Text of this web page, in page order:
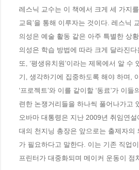
레스닉 교수는 이 책에서 크게 세 가지
교육’을 통해 이루자는 것이다. 레스닉
의성은 예술 활동 같은 아주 특별한 상
의성은 학습 방법에 따라 크게 달라진
또, ‘평생유치원’이라는 제목에서 알
기, 생각하기에 집중하도록 해야 하며,
‘프로젝트’와 이를 같이할 ‘동료’가 이
련한 논쟁거리들을 하나씩 풀어나가고
오바마 대통령은 지난 2009년 취임연설
대의 천지닝 총장은 앞으로는 출제자의
가 필요하다고 말한다. 이는 기존 직업
프린터가 대중화되며 메이커 운동이